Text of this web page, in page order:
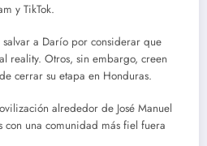
y TikTok.
a Darío por considerar que
reality. Otros, sin embargo, creen
cerrar su etapa en Honduras.
alrededor de José Manuel
con una comunidad más fiel fuera